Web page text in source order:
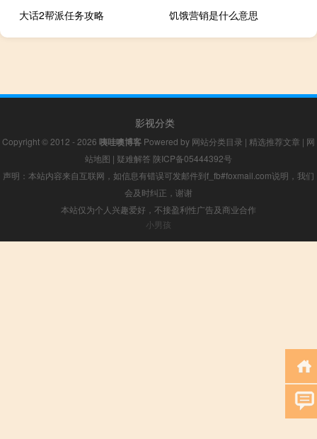
大话2帮派任务攻略
饥饿营销是什么意思
影视分类
Copyright © 2012 - 2026 咦哇噢博客 Powered by 网站分类目录 | 精选推荐文章 | 网
站地图 | 疑难解答 陕ICP备05444392号
声明：本站内容来自互联网，如信息有错误可发邮件到f_fb#foxmail.com说明，我们
会及时纠正，谢谢
本站仅为个人兴趣爱好，不接盈利性广告及商业合作
小男孩